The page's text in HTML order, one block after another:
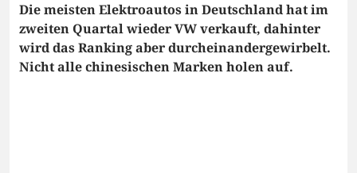
Die meisten Elektroautos in Deutschland hat im
zweiten Quartal wieder VW verkauft, dahinter
wird das Ranking aber durcheinandergewirbelt.
Nicht alle chinesischen Marken holen auf.